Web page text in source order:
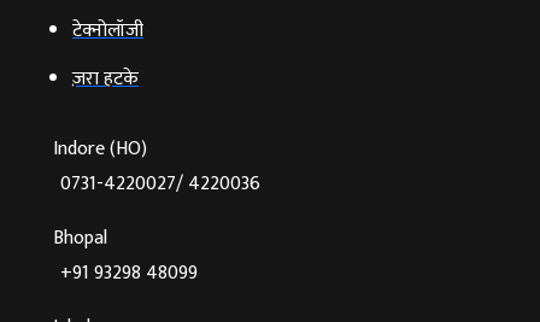
टेक्‍नोलॉजी
ज़रा हटके
Indore (HO)
0731-4220027/ 4220036
Bhopal
+91 93298 48099